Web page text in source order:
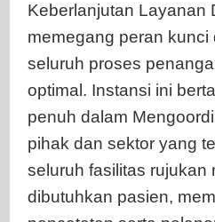
Keberlanjutan Layanan
memegang peran kunci
seluruh proses
optimal. Instansi ini
penuh dalam
pihak dan sektor yang
seluruh fasilitas rujukan
dibutuhkan pasien,